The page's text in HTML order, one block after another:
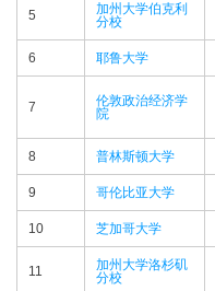
5
加州大学伯克利
分校
6 耶鲁大学
7
伦敦政治经济学
院
8 普林斯顿大学
9 哥伦比亚大学
10 芝加哥大学
11
加州大学洛杉矶
分校